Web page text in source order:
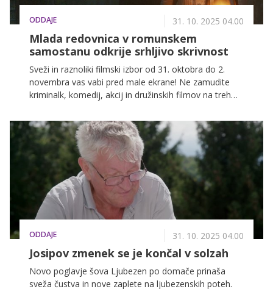
ODDAJE 31. 10. 2025 04.00
Mlada redovnica v romunskem
samostanu odkrije srhljivo skrivnost
Sveži in raznoliki filmski izbor od 31. oktobra do 2.
novembra vas vabi pred male ekrane! Ne zamudite
kriminalk, komedij, akcij in družinskih filmov na treh
POP TV, Kanal A in KINO.
ODDAJE 31. 10. 2025 04.00
Josipov zmenek se je končal v solzah
Novo poglavje šova Ljubezen po domače prinaša
sveža čustva in nove zaplete na ljubezenskih poteh.